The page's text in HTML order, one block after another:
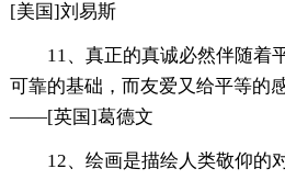
[美国]刘易斯
11、真正的真诚必然伴随着
可靠的基础，而友爱又给平等的
——[英国]葛德文
12、绘画是描绘人类敬仰的